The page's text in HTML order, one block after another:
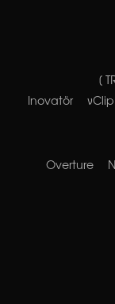
[
Inovatör νClip
Overture